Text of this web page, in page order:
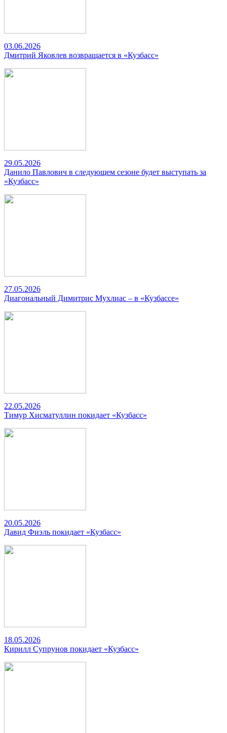
03.06.2026
Дмитрий Яковлев возвращается в «Кузбасс»
29.05.2026
Данило Павлович в следующем сезоне будет выступать за
«Кузбасс»
27.05.2026
Диагональный Димитрис Мухлиас – в «Кузбассе»
22.05.2026
Тимур Хисматуллин покидает «Кузбасс»
20.05.2026
Давид Фиэль покидает «Кузбасс»
18.05.2026
Кирилл Супрунов покидает «Кузбасс»